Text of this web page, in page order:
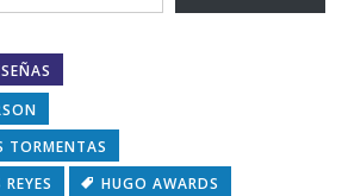
TORMENTAS
HUGO AWARDS